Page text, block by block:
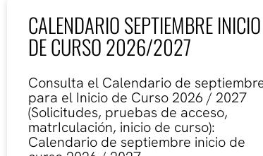
CALENDARIO SEPTIEMBRE INICIO
DE CURSO 2026/2027
Consulta el Calendario de
para el Inicio de Curso 2026 / 2027
(Solicitudes, pruebas de acceso,
matrIculación, inicio de curso):
Calendario de septiembre inicio de